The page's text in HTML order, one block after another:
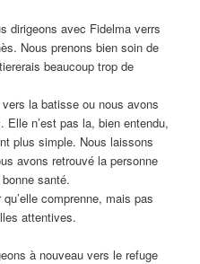
dirigeons avec Fidelma verrs
Nous prenons bien soin de
beaucoup trop de
la batisse ou nous avons
Elle n’est pas la, bien entendu,
plus simple. Nous laissons
avons retrouvé la personne
santé.
comprenne, mais pas
attentives.
à nouveau vers le refuge